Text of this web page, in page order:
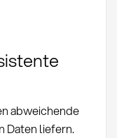
abweichende
Daten liefern.